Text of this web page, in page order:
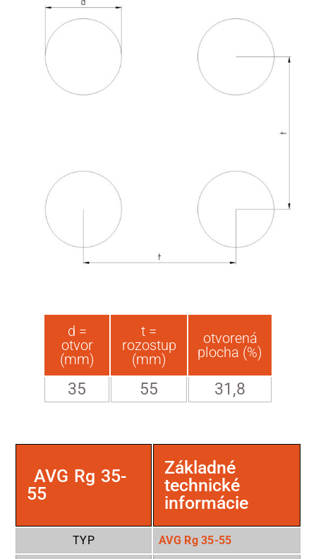
d =
otvor
(mm)
t =
rozostup
(mm)
otvorená
plocha (%)
35 55 31,8
AVG Rg 35-
55
Základné
technické
informácie
TYP
AVG Rg 35-55